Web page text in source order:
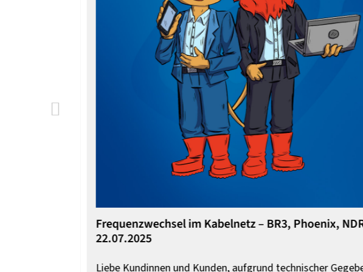
Frequenzwechsel im Kabelnetz – BR3, Phoenix, NDR
22.07.2025
Liebe Kundinnen und Kunden, aufgrund technischer